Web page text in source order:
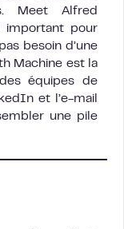
Meet Alfred
important pour
besoin d’une
Machine est la
équipes de
et l’e-mail
une pile